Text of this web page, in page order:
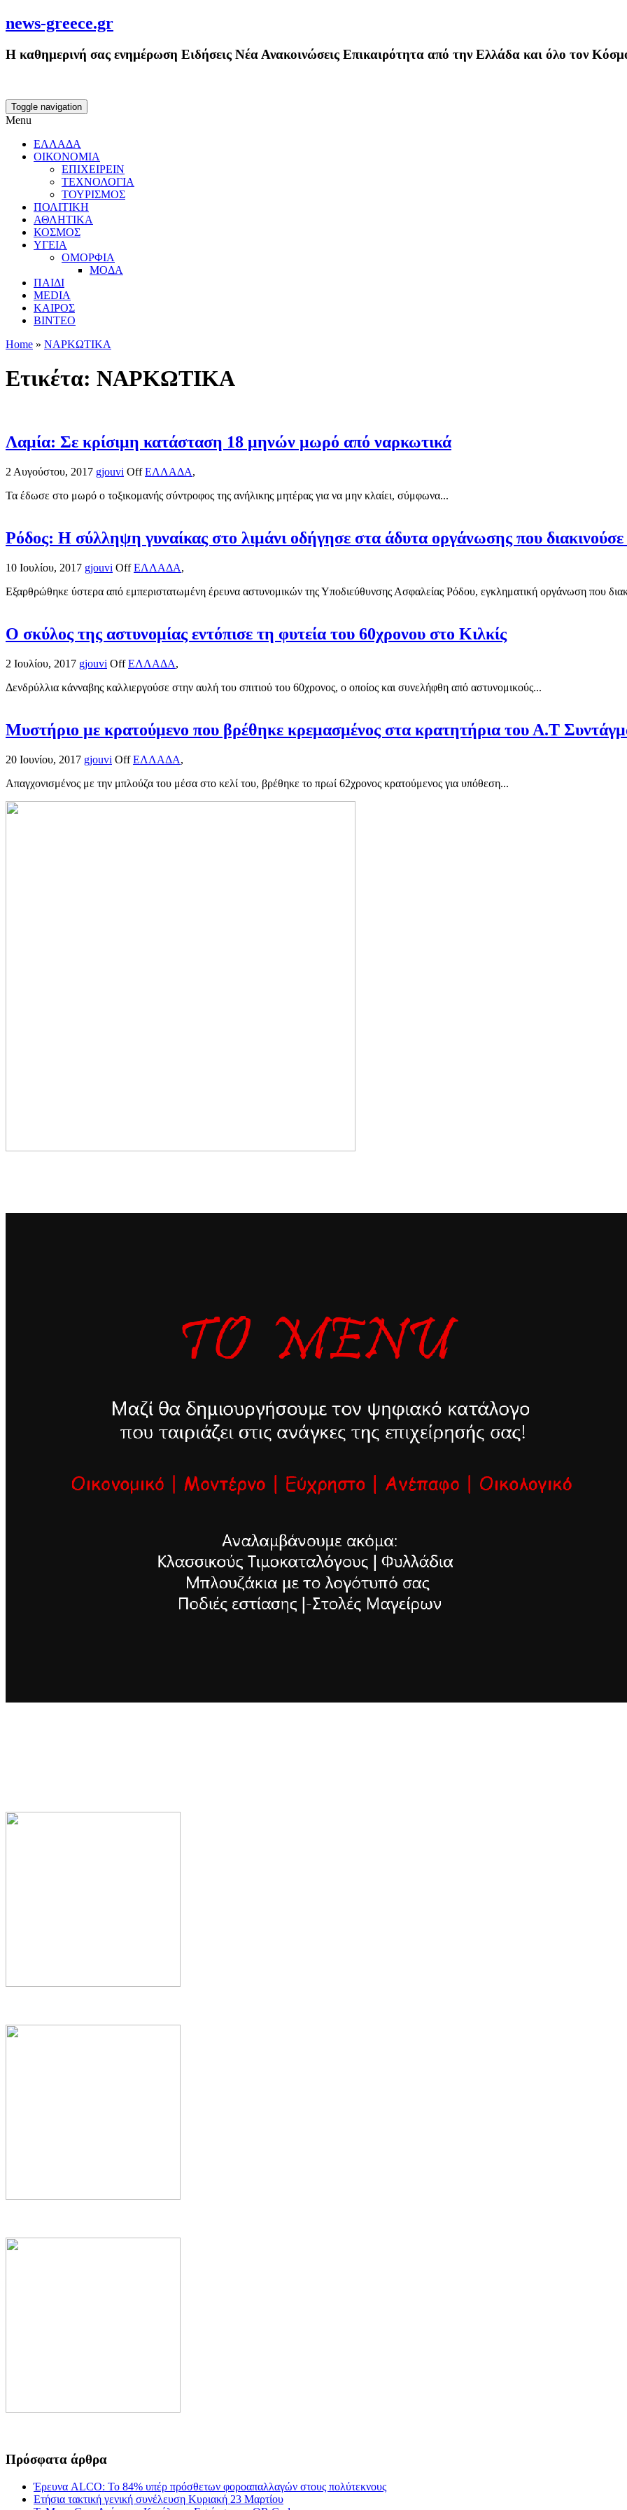
news-greece.gr
Η καθημερινή σας ενημέρωση Ειδήσεις Νέα Ανακοινώσεις Επικαιρότητα από την Ελλάδα και όλο τον
Toggle navigation
Menu
ΕΛΛΑΔΑ
ΟΙΚΟΝΟΜΙΑ
ΕΠΙΧΕΙΡΕΙΝ
ΤΕΧΝΟΛΟΓΙΑ
ΤΟΥΡΙΣΜΟΣ
ΠΟΛΙΤΙΚΗ
ΑΘΛΗΤΙΚΑ
ΚΟΣΜΟΣ
ΥΓΕΙΑ
ΟΜΟΡΦΙΑ
ΜΟΔΑ
ΠΑΙΔΙ
MEDIA
ΚΑΙΡΟΣ
ΒΙΝΤΕΟ
Home » ΝΑΡΚΩΤΙΚΑ
Ετικέτα: ΝΑΡΚΩΤΙΚΑ
Λαμία: Σε κρίσιμη κατάσταση 18 μηνών μωρό από ναρκωτικά
2 Αυγούστου, 2017 gjouvi Off ΕΛΛΑΔΑ,
Τα έδωσε στο μωρό ο τοξικομανής σύντροφος της ανήλικης μητέρας για να μην κλαίει, σύμφωνα...
Ρόδος: Η σύλληψη γυναίκας στο λιμάνι οδήγησε στα άδυτα οργάνωσης που
10 Ιουλίου, 2017 gjouvi Off ΕΛΛΑΔΑ,
Εξαρθρώθηκε ύστερα από εμπεριστατωμένη έρευνα αστυνομικών της Υποδιεύθυνσης Ασφαλείας Ρόδου, εγκληματική οργάνωση που
Ο σκύλος της αστυνομίας εντόπισε τη φυτεία του 60χρονου στο Κιλκίς
2 Ιουλίου, 2017 gjouvi Off ΕΛΛΑΔΑ,
Δενδρύλλια κάνναβης καλλιεργούσε στην αυλή του σπιτιού του 60χρονος, ο οποίος και συνελήφθη από αστυνομικούς...
Μυστήριο με κρατούμενο που βρέθηκε κρεμασμένος στα κρατητήρια του Α.Τ
20 Ιουνίου, 2017 gjouvi Off ΕΛΛΑΔΑ,
Απαγχονισμένος με την μπλούζα του μέσα στο κελί του, βρέθηκε το πρωί 62χρονος κρατούμενος για υπόθεση...
Πρόσφατα άρθρα
Έρευνα ALCO: Το 84% υπέρ πρόσθετων φοροαπαλλαγών στους πολύτεκνους
Ετήσια τακτική γενική συνέλευση Κυριακή 23 Μαρτίου